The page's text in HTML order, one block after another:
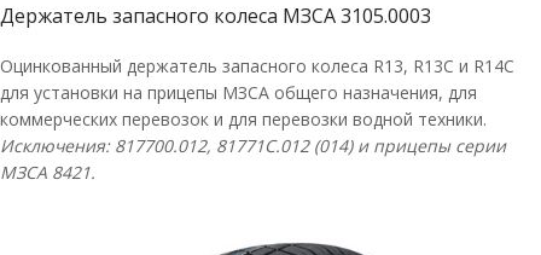
Держатель запасного колеса МЗСА 3105.0003
Оцинкованный держатель запасного колеса R13, R13C и R14С
для установки на прицепы МЗСА общего назначения, для
коммерческих перевозок и для перевозки водной техники.
Исключения: 817700.012, 81771C.012 (014) и прицепы серии
МЗСА 8421.